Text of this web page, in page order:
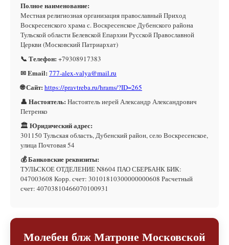
Полное наименование:
Местная религиозная организация православный Приход
Воскресенского храма с. Воскресенское Дубенского района
Тульской области Белевской Епархии Русской Православной
Церкви (Московский Патриархат)
📞 Телефон: +79308917383
✉ Email: 777-alex-valya@mail.ru
🌐 Сайт: https://pravtreba.ru/hrams/?ID=265
👤 Настоятель: Настоятель иерей Александр Александрович
Петренко
🏛 Юридический адрес:
301150 Тульская область, Дубенский район, село Воскресенское,
улица Почтовая 54
💰 Банковские реквизиты:
ТУЛЬСКОЕ ОТДЕЛЕНИЕ N8604 ПАО СБЕРБАНК БИК:
047003608 Корр. счет: 30101810300000000608 Расчетный
счет: 40703810466070100931
Молебен блж Матроне Московской